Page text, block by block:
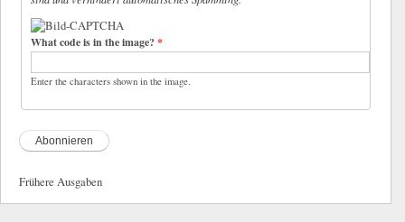
What code is in the image?*
Enter the characters shown in the image.
Frühere Ausgaben